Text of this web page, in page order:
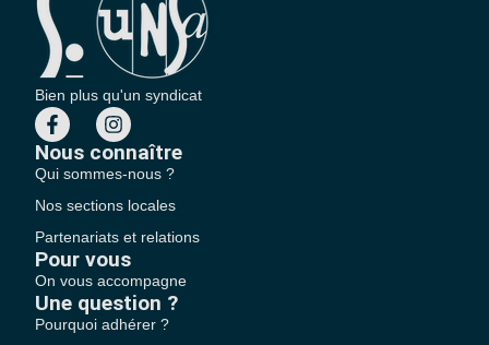
Bien plus qu'un syndicat
Nous connaître
Qui sommes-nous ?
Nos sections locales
Partenariats et relations
Pour vous
On vous accompagne
Une question ?
Pourquoi adhérer ?